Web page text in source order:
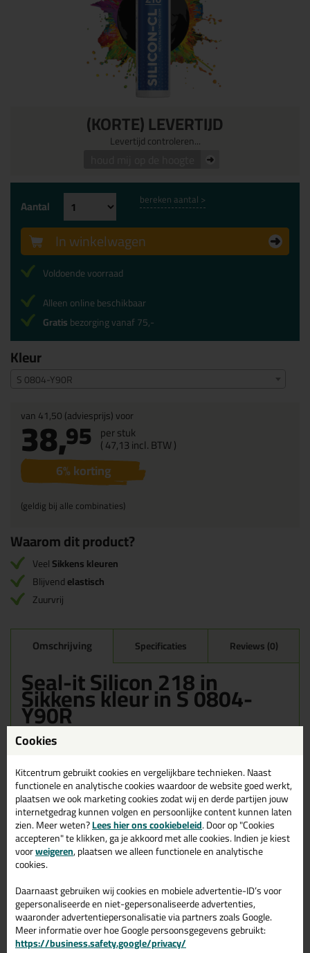
(KORTE) LEVERTIJD
Levertijd controleren...
Kleur
S 0804-Y90R
van41,50(adviesprijs) voor
38,95 per stuk
(47,13incl. BTW )
6% korting
(geldig bij alle combinaties)
Aantal bereken aantal >
In winkelwagen
Voldoende voorraad
Alleen online beschikbaar
Gratisbezorging vanaf 75,-
Waarom dit product?
VeelSikkens kleuren
Blijvendelastisch
Zuurvrij
Omschrijving Specificaties Reviews (0)
Seal-it Silicon 218 in
Sikkens kleur in S 0804-
Y90R
Bestel de Seal-it Silicon 218 in Sikkens kleur in S 0804-Y90R
vandaag nog! Vandaag besteld = morgen in huis.
Wil je meer weten over de toepassing en kenmerken van dit
product?Lees alles over dit product >
Gerelateerde producten
Cookies
Kitcentrum gebruikt cookies en vergelijkbare technieken. Naast
functionele en analytische cookies waardoor de website goed werkt,
plaatsen we ook marketing cookies zodat wij en derde partijen jouw
internetgedrag kunnen volgen en persoonlijke content kunnen laten
zien. Meer weten?Lees hier ons cookiebeleid. Door op "Cookies
accepteren" te klikken, ga je akkoord met alle cookies. Indien je kiest
voorweigeren, plaatsen we alleen functionele en analytische
cookies.
Daarnaast gebruiken wij cookies en mobiele advertentie-ID’s voor
gepersonaliseerde en niet-gepersonaliseerde advertenties,
waaronder advertentiepersonalisatie via partners zoals Google.
Meer informatie over hoe Google persoonsgegevens gebruikt:
https://business.safety.google/privacy/